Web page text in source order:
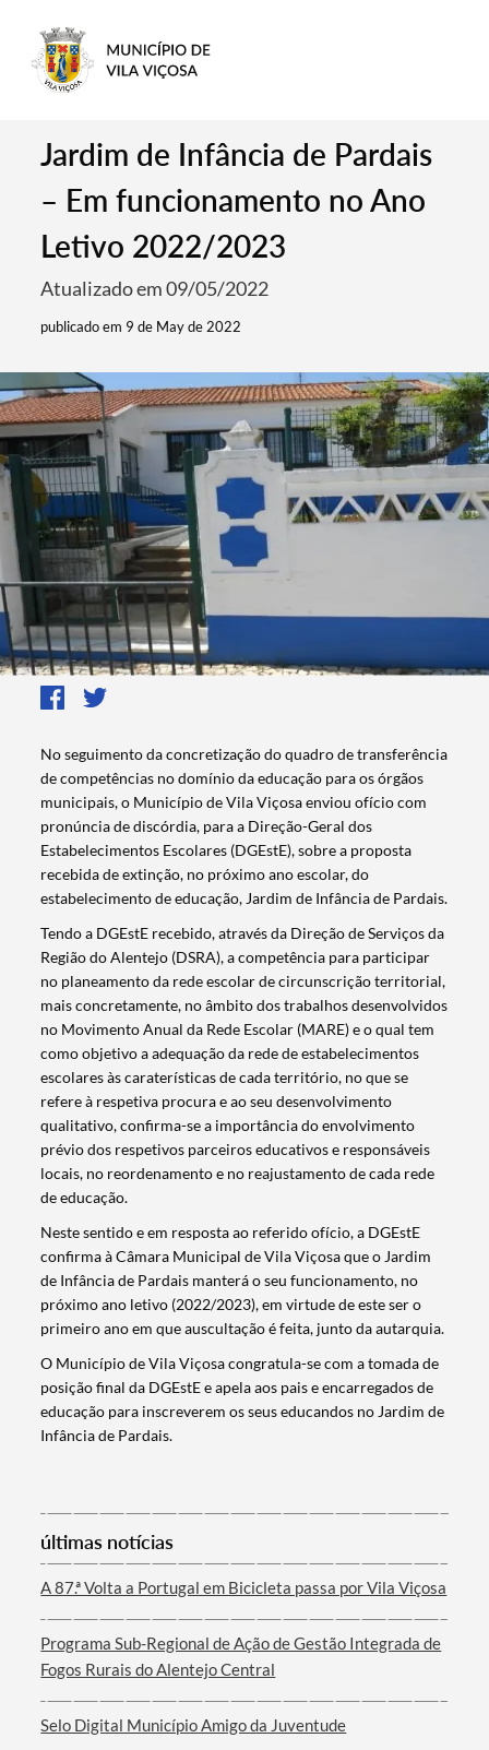
Termo de Pesquisa
Categorias gerais
Filtros
Jardim de Infância de Pardais
– Em funcionamento no Ano
Letivo 2022/2023
Atualizado em 09/05/2022
publicado em 9 de May de 2022
No seguimento da concretização do quadro de transferência
de competências no domínio da educação para os órgãos
municipais, o Município de Vila Viçosa enviou ofício com
pronúncia de discórdia, para a Direção-Geral dos
Estabelecimentos Escolares (DGEstE), sobre a proposta
recebida de extinção, no próximo ano escolar, do
estabelecimento de educação, Jardim de Infância de Pardais.
Tendo a DGEstE recebido, através da Direção de Serviços da
Região do Alentejo (DSRA), a competência para participar
no planeamento da rede escolar de circunscrição territorial,
mais concretamente, no âmbito dos trabalhos desenvolvidos
no Movimento Anual da Rede Escolar (MARE) e o qual tem
como objetivo a adequação da rede de estabelecimentos
escolares às caraterísticas de cada território, no que se
refere à respetiva procura e ao seu desenvolvimento
qualitativo, confirma-se a importância do envolvimento
prévio dos respetivos parceiros educativos e responsáveis
locais, no reordenamento e no reajustamento de cada rede
de educação.
Neste sentido e em resposta ao referido ofício, a DGEstE
confirma à Câmara Municipal de Vila Viçosa que o Jardim
de Infância de Pardais manterá o seu funcionamento, no
próximo ano letivo (2022/2023), em virtude de este ser o
primeiro ano em que auscultação é feita, junto da autarquia.
O Município de Vila Viçosa congratula-se com a tomada de
posição final da DGEstE e apela aos pais e encarregados de
educação para inscreverem os seus educandos no Jardim de
Infância de Pardais.
últimas notícias
A 87.ª Volta a Portugal em Bicicleta passa por Vila Viçosa
Programa Sub-Regional de Ação de Gestão Integrada de
Fogos Rurais do Alentejo Central
Selo Digital Município Amigo da Juventude